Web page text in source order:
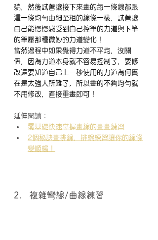
貌，然後試著讓接下來畫的每一條線都跟
這一條均勻由細至粗的線條一樣，試著讓
自己能慢慢感受到自己控筆的力道與下筆
的筆壓那種微妙的力道變化！
當然過程中如果覺得力道不平均，沒關
係，因為力道本身就不容易控制了，要修
改還要知道自己上一秒使用的力道為何實
在是太強人所難了，所以畫的不夠均勻就
不用修改，直接重畫即可！
延伸閱讀：
零基礎快速掌握畫線的畫畫練習
2個秘訣畫排線，排線練習讓你的線條
變順暢！
2.   複雜彎線/曲線練習